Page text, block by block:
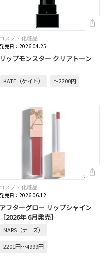
コスメ・化粧品
発売日：2026.04.25
リップモンスター クリアトーン
KATE（ケイト） ～2200円
コスメ・化粧品
発売日：2026.06.12
アフターグロー リップシャイン
［2026年 6月発売］
NARS（ナーズ）
2201円～4999円